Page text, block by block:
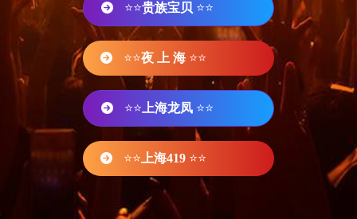
⭐⭐贵族宝贝 ⭐⭐
⭐⭐夜 上 海 ⭐⭐
⭐⭐ 上海龙凤 ⭐⭐
⭐⭐ 上海419 ⭐⭐